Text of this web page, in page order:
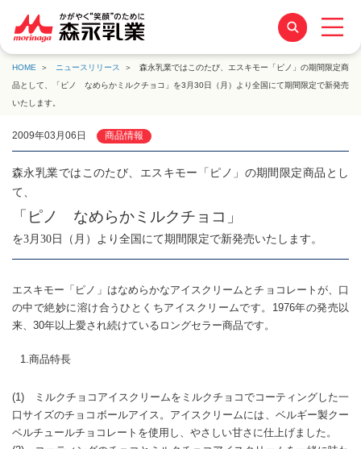
HOME ニュースリリース
森永乳業ではこのたび、エスキモー「ピノ」の期間限定商
品として、「ピノ なめらかミルクチョコ」を3月30日（月）より全国にて期間限定で新発売
いたします。
2009年03月06日 商品情報
森永乳業ではこのたび、エスキモー「ピノ」の期間限定商品とし
て、
「ピノ なめらかミルクチョコ」
を3月30日（月）より全国にて期間限定で新発売いたします。
エスキモー「ピノ」はなめらかなアイスクリームとチョコレートが、口
の中で絶妙に溶け合うひとくちアイスクリームです。1976年の発売以
来、30年以上愛され続けているロングセラー商品です。
1.商品特長
(1) ミルクチョコアイスクリームをミルクチョコでコーティングした一
口サイズのチョコボールアイス。アイスクリームには、ベルギー製クー
ベルチュールチョコレートを使用し、やさしい甘さに仕上げました。